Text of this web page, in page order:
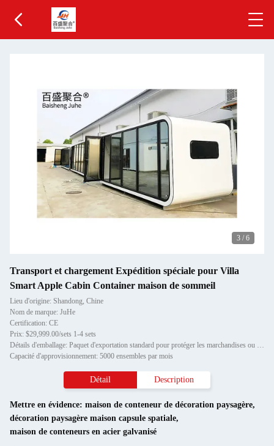
3 / 6
Transport et chargement Expédition spéciale pour Villa
Smart Apple Cabin Container maison de sommeil
Lieu d'origine: Shandong, Chine
Nom de marque: JuHe
Certification: CE
Prix: $29,999.00/sets 1-4 sets
Détails d'emballage: Paquet d'exportation standard pour protéger les marchandises ou les exigences du client
Capacité d'approvisionnement: 5000 ensembles par mois
Détail Description
Mettre en évidence: maison de conteneur de décoration paysagère,
décoration paysagère maison capsule spatiale,
maison de conteneurs en acier galvanisé